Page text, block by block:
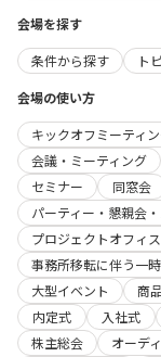
会場を探す
条件から探す
ト
会場の使い方
キックオフミーティ
会議・ミーティング
セミナー
同窓会
パーティー・懇親会
プロジェクトオフィス
事務所移転に伴う一
大型イベント
商
内定式
入社式
株主総会
オーデ